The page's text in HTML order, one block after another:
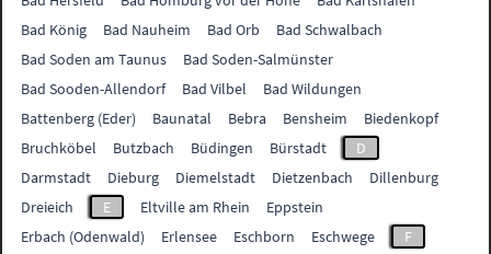
Bad König
Bad Nauheim Bad Orb
Bad Schwalbach
Bad Soden am Taunus
Bad Soden-Salmünster
Bad Sooden-Allendorf
Bad Vilbel
Bad Wildungen
Battenberg (Eder)
Baunatal Bebra Bensheim
Biedenkopf
Bruchköbel
Butzbach Büdingen Bürstadt
D
Darmstadt
Dieburg Diemelstadt Dietzenbach
Dillenburg
Dreieich
E Eltville am Rhein
Eppstein
Erbach (Odenwald)
Erlensee Eschborn Eschwege
F